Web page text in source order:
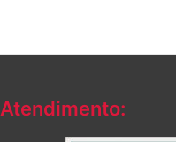
Atendimento: